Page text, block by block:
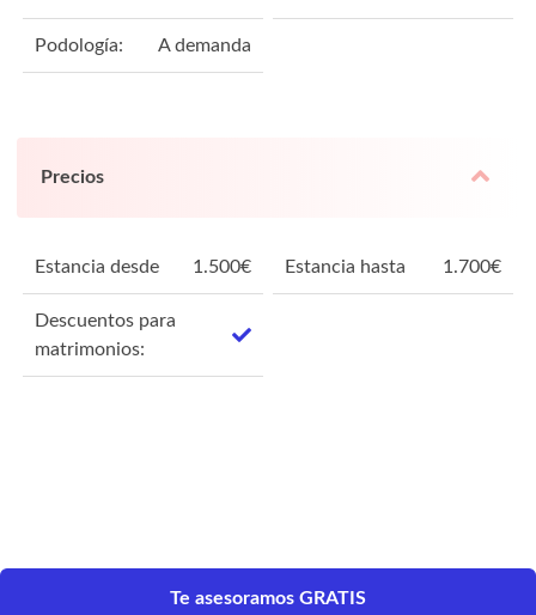
Podología: A demanda
Precios
Estancia desde 1.500€ Estancia hasta 1.700€
Descuentos para
matrimonios:
Te asesoramos GRATIS